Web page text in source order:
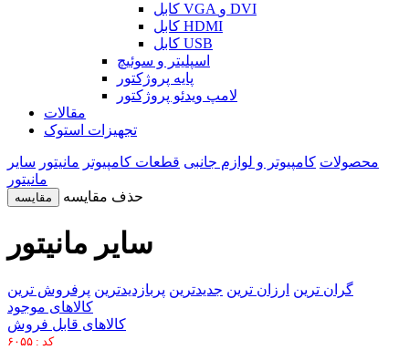
کابل VGA و DVI
کابل HDMI
کابل USB
اسپلیتر و سوئیچ
پایه پروژکتور
لامپ ویدئو پروژکتور
مقالات
تجهیزات استوک
محصولات کامپیوتر و لوازم جانبی قطعات کامپیوتر مانیتور سایر
مانیتور
مقایسه حذف مقایسه
سایر مانیتور
گران ترین ارزان ترین جدیدترین پربازدیدترین پرفروش ترین
کالاهای موجود
کالاهای قابل فروش
کد : ۶۰۵۵